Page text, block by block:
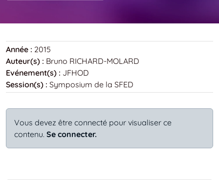
Année : 2015
Auteur(s) : Bruno RICHARD-MOLARD
Evénement(s) : JFHOD
Session(s) : Symposium de la SFED
Vous devez être connecté pour visualiser ce
contenu. Se connecter.